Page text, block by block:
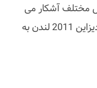
مختلف آشکار می
شود. این کار در DesignersBlock در هفته دیزاین 2011 لندن به